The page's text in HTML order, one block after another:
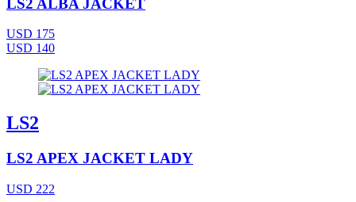
USD 175
USD 140
LS2
LS2 APEX JACKET LADY
USD 222